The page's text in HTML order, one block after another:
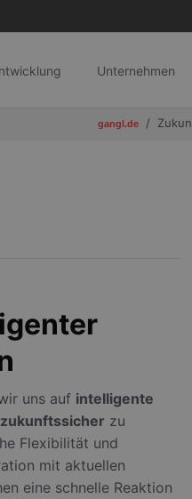
Unternehmen
gangl.de
uns auf intelligente
zukunftssicher zu
Flexibilität und
mit aktuellen
eine schnelle Reaktion